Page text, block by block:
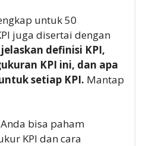
untuk 50
juga disertai dengan
definisi KPI,
KPI ini, dan apa
setiap KPI. Mantap
Anda bisa paham
KPI dan cara